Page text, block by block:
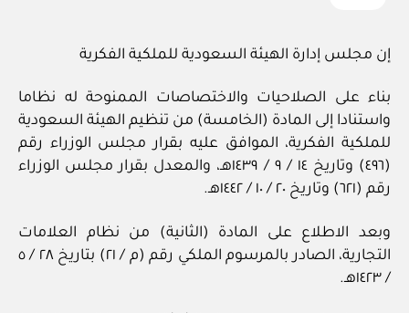
إن مجلس إدارة الهيئة السعودية للملكية الفكرية
بناء على الصلاحيات والاختصاصات الممنوحة له نظاما
واستنادا إلى المادة (الخامسة) من تنظيم الهيئة السعودية
للملكية الفكرية، الموافق عليه بقرار مجلس الوزراء رقم
(٤٩٦) وتاريخ ١٤ / ٩ / ١٤٣٩هـ، والمعدل بقرار مجلس الوزراء
رقم (٦٢١) وتاريخ ٢٠ / ١٠ / ١٤٤٢هـ.
وبعد الاطلاع على المادة (الثانية) من نظام العلامات
التجارية، الصادر بالمرسوم الملكي رقم (م / ٢١) بتاريخ ٢٨ / ٥
/ ١٤٢٣هـ.